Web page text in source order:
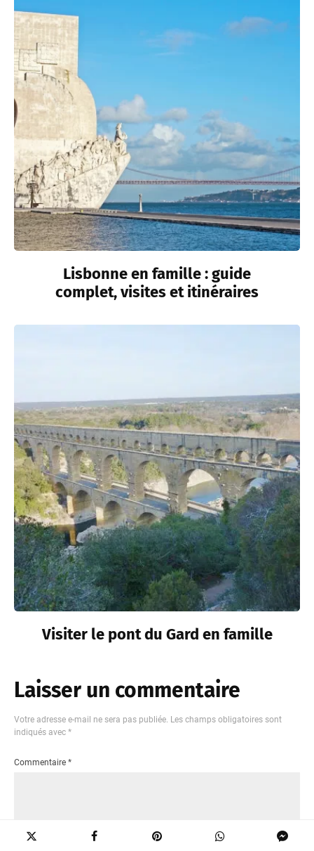
Lisbonne en famille : guide
complet, visites et itinéraires
Visiter le pont du Gard en famille
Laisser un commentaire
Votre adresse e-mail ne sera pas publiée. Les champs obligatoires sont
indiqués avec *
Commentaire *